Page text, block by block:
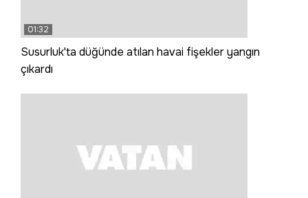
01:32
Susurluk'ta düğünde atılan havai fişekler yangın
çıkardı